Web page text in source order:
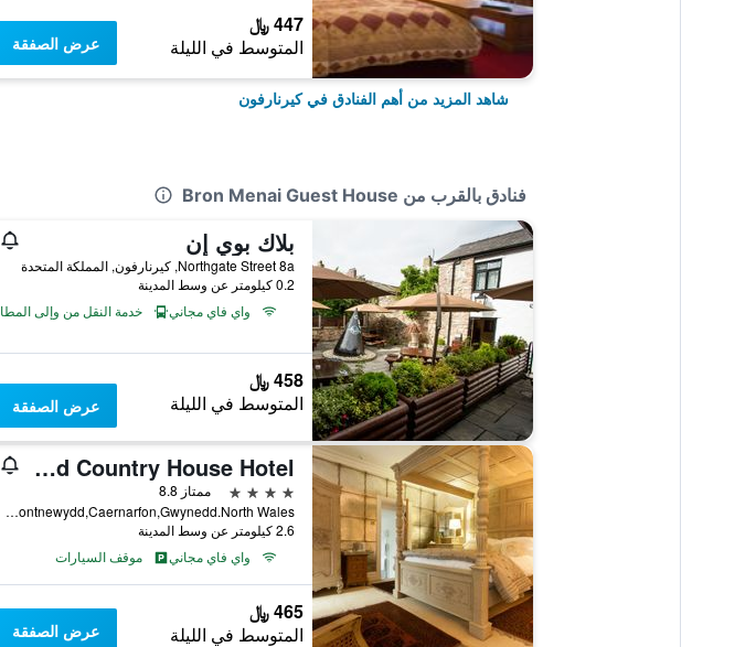
447 ﷼
المتوسط في الليلة عرض الصفقة
شاهد المزيد من أهم الفنادق في كيرنارفون
فنادق بالقرب من Bron Menai Guest House
بلاك بوي إن
Northgate Street 8a, كيرنارفون, المملكة المتحدة
0.2 كيلومتر عن وسط المدينة
واي فاي مجاني
خدمة النقل من وإلى المطار
458 ﷼
المتوسط في الليلة عرض الصفقة
Meifod Country House Hotel
4 نجوم
ممتاز 8.8
Meifod Country House Hotel, Bontnewydd,Caernarfon,Gwynedd.North Wales, كيرنارفون, المملكة المتحدة
2.6 كيلومتر عن وسط المدينة
واي فاي مجاني
موقف السيارات
465 ﷼
المتوسط في الليلة عرض الصفقة